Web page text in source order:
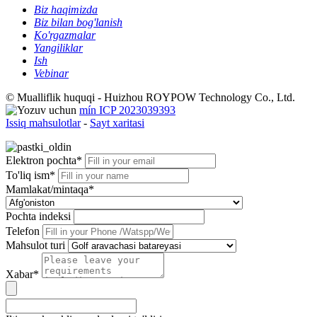
Biz haqimizda
Biz bilan bog'lanish
Ko'rgazmalar
Yangiliklar
Ish
Vebinar
© Mualliflik huquqi - Huizhou ROYPOW Technology Co., Ltd.
mín ICP 2023039393
Issiq mahsulotlar- Sayt xaritasi
Elektron pochta*
To'liq ism*
Mamlakat/mintaqa*
Pochta indeksi
Telefon
Mahsulot turi
Xabar*